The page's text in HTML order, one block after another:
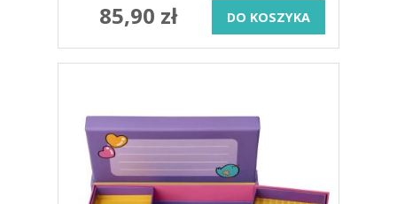
85,90 zł DO KOSZYKA